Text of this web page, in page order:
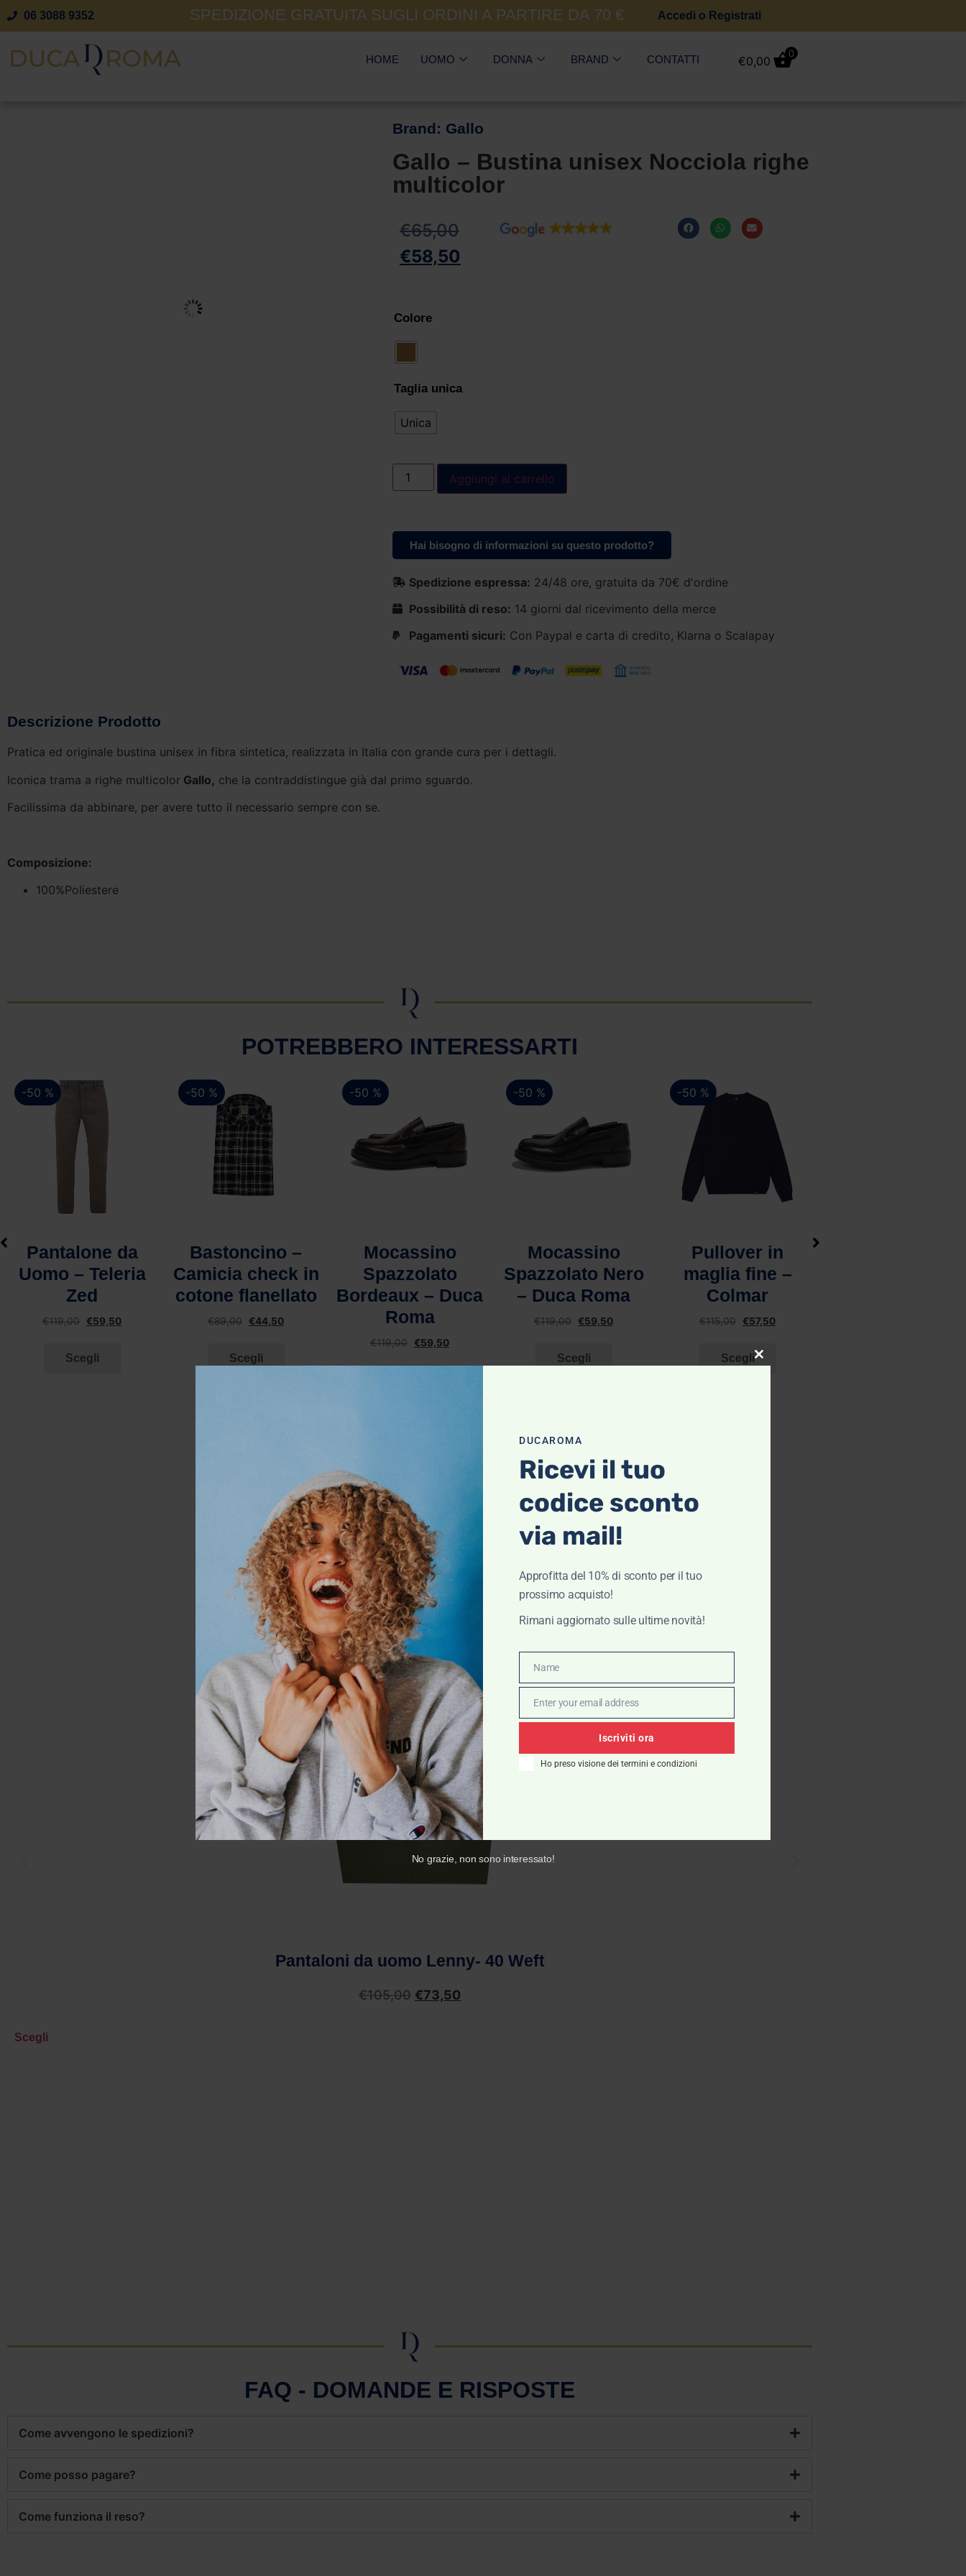
06 3088 9352 SPEDIZIONE GRATUITA SUGLI ORDINI A PARTIRE DA 70 € Accedi o Registrati
HOME UOMO DONNA BRAND CONTATTI €0,00
0
Brand: Gallo
Gallo – Bustina unisex Nocciola righe
multicolor
€65,00
€58,50
Colore
Taglia unica
Unica
Aggiungi al carrello
Hai bisogno di informazioni su questo prodotto?
Spedizione espressa: 24/48 ore, gratuita da 70€ d'ordine
Possibilità di reso: 14 giorni dal ricevimento della merce
Pagamenti sicuri: Con Paypal e carta di credito, Klarna o Scalapay
Descrizione Prodotto
Pratica ed originale bustina unisex in fibra sintetica, realizzata in Italia con grande cura per i dettagli.
Iconica trama a righe multicolor Gallo, che la contraddistingue già dal primo sguardo.
Facilissima da abbinare, per avere tutto il necessario sempre con se.
Composizione:
100%Poliestere
POTREBBERO INTERESSARTI
-50 %
Bastoncino –
Camicia check in
cotone flanellato
€89,00 €44,50
Scegli
-50 %
Mocassino
Spazzolato
Bordeaux – Duca
Roma
-50 %
Mocassino
Spazzolato Nero
– Duca Roma
119,00 € 59,50
-50 %
Pullover in
maglia fine –
Colmar
€115,00 €57,50
Scegli
-30 %
Felpa Full Zip –
Lacoste
140,00 €98,00
PRODOTTI IN PROMOZIONE
Pantaloni da uomo Lenny- 40 Weft
€105,00 €73,50
Scegli
FAQ - DOMANDE E RISPOSTE
Come avvengono le spedizioni?
Come posso pagare?
Come funziona il reso?
Close this module
DUCAROMA
Ricevi il tuo
codice sconto
via mail!
Approfitta del 10% di sconto per il tuo
prossimo acquisto!
Rimani aggiornato sulle ultime novità!
Name
Name
Email
Enter your email address
Iscriviti ora
Ho preso visione dei termini e condizioni
No grazie, non sono interessato!